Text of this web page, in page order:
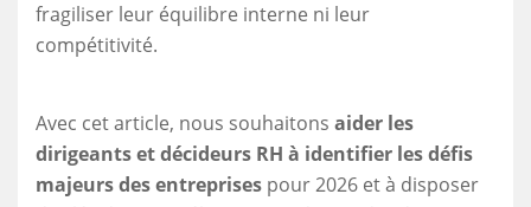
fragiliser leur équilibre interne ni leur
compétitivité.
Avec cet article, nous souhaitons aider les
dirigeants et décideurs RH à identifier les défis
majeurs des entreprises pour 2026 et à disposer